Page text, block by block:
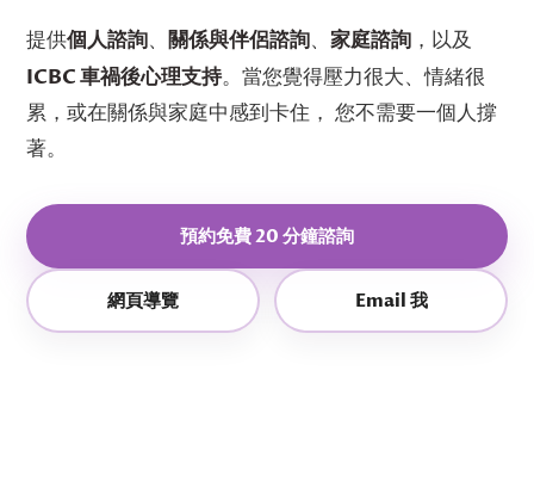
提供個人諮詢、 關係與伴侶諮詢、 家庭諮詢 ，以及
ICBC 車禍後心理支持。當您覺得壓力很大、情緒很
累，或在關係與家庭中感到卡住， 您不需要一個人撐
著。
預約免費 20 分鐘諮詢
網頁導覽 Email 我